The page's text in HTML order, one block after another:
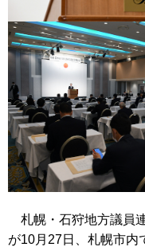
札幌・石狩地方議員
が10月27日、札幌市内